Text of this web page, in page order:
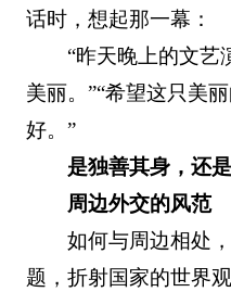
话时，想起那一幕：
“昨天晚上的文艺
美丽。”“希望这只美
好。”
是独善其身，还
周边外交的风范
如何与周边相处
题，折射国家的世界